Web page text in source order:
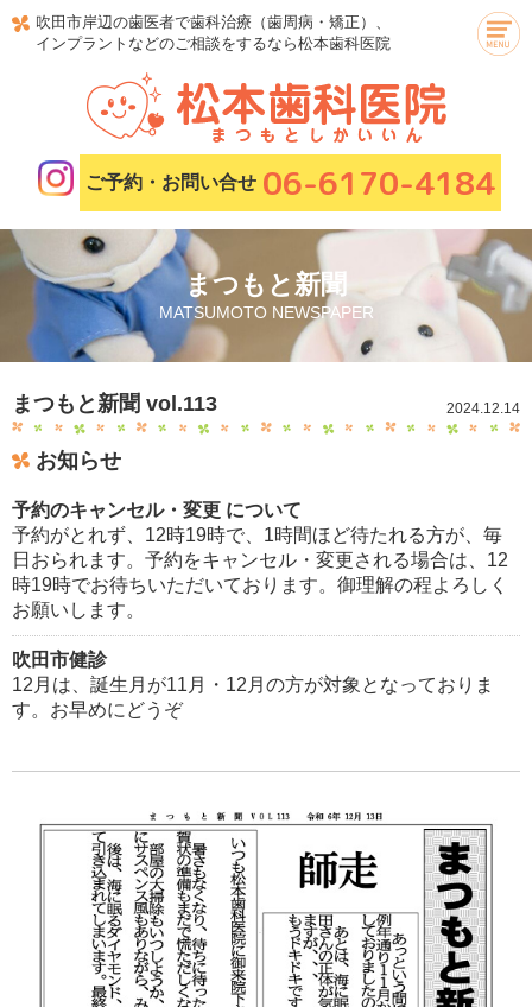
吹田市岸辺の歯医者で歯科治療（歯周病・矯正）、
インプラントなどのご相談をするなら松本歯科医院
ご予約・お問い合せ 06-6170-4184
まつもと新聞
MATSUMOTO NEWSPAPER
2024.12.14
まつもと新聞 vol.113
お知らせ
予約のキャンセル・変更 について
予約がとれず、12時19時で、1時間ほど待たれる方が、毎
日おられます。予約をキャンセル・変更される場合は、12
時19時でお待ちいただいております。御理解の程よろしく
お願いします。
吹田市健診
12月は、誕生月が11月・12月の方が対象となっておりま
す。お早めにどうぞ